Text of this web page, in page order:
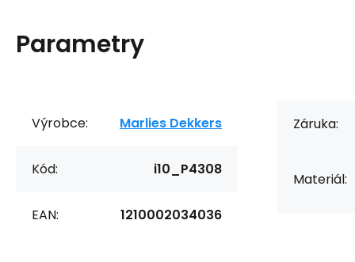
Parametry
Výrobce: Marlies Dekkers
Kód: i10_P4308
EAN: 1210002034036
Záruka:
Materiál: